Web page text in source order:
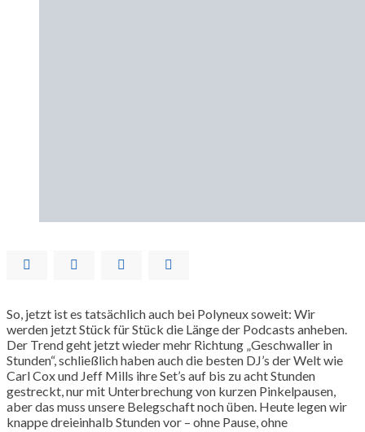
So, jetzt ist es tatsächlich auch bei Polyneux soweit: Wir
werden jetzt Stück für Stück die Länge der Podcasts anheben.
Der Trend geht jetzt wieder mehr Richtung „Geschwaller in
Stunden“, schließlich haben auch die besten DJ’s der Welt wie
Carl Cox und Jeff Mills ihre Set’s auf bis zu acht Stunden
gestreckt, nur mit Unterbrechung von kurzen Pinkelpausen,
aber das muss unsere Belegschaft noch üben. Heute legen wir
knappe dreieinhalb Stunden vor – ohne Pause, ohne